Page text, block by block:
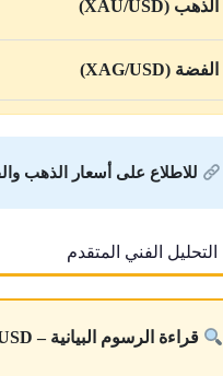
الذهب (XAU/USD)
الفضة (XAG/USD)
للاطلاع على أسعار الذهب
التحليل الفني المتقدم
قراءة الرسوم البيانية – XAU/USD: